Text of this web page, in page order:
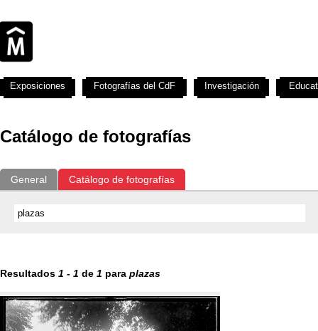
Catálogo de fotografías
General Catálogo de fotografías
Resultados 1 - 1 de 1 para plazas
Exposiciones Fotografías del CdF Investigación